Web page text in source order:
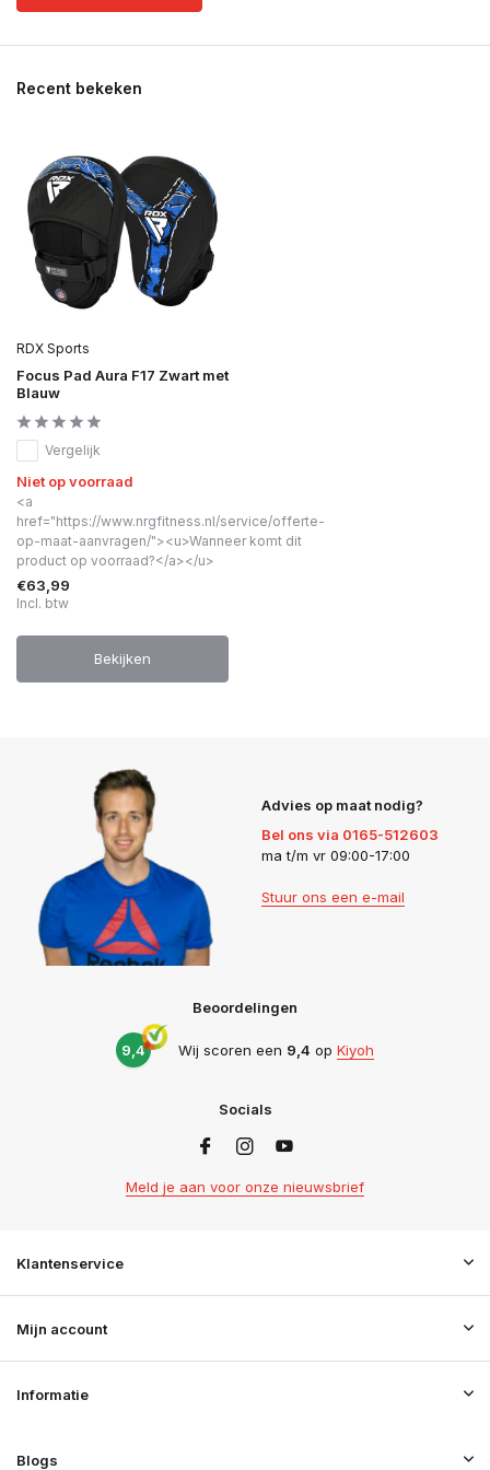
Recent bekeken
RDX Sports
Focus Pad Aura F17 Zwart met
Blauw
Vergelijk
Niet op voorraad
<a
href="https://www.nrgfitness.nl/service/offerte-
op-maat-aanvragen/"><u>Wanneer komt dit
product op voorraad?</a></u>
€63,99
Incl. btw
Bekijken
Advies op maat nodig?
Bel ons via 0165-512603
ma t/m vr 09:00-17:00
Stuur ons een e-mail
Beoordelingen
9,4 Wij scoren een 9,4 op Kiyoh
Socials
Meld je aan voor onze nieuwsbrief
Klantenservice
Mijn account
Informatie
Blogs